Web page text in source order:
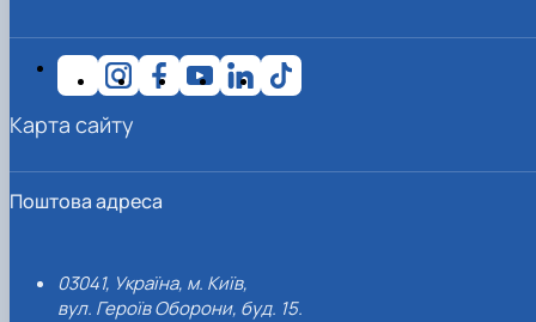
Поштова адреса
03041, Україна, м. Київ,
вул. Героїв Оборони, буд. 15.
Карта сайту